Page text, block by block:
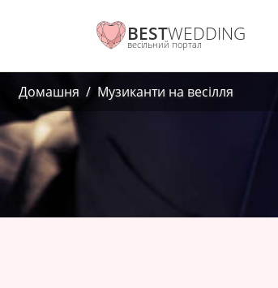
BESTWEDDING
весільний портал
Домашня Музиканти на весілля